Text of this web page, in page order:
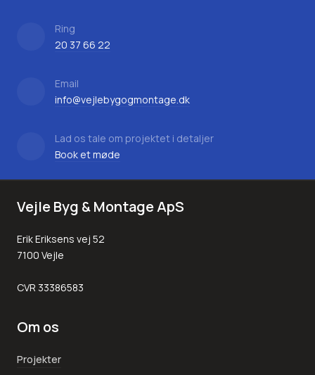
Ring
20 37 66 22
Email
info@vejlebygogmontage.dk
Lad os tale om projektet i detaljer
Book et møde
Vejle Byg & Montage ApS
Erik Eriksens vej 52
7100 Vejle
CVR 33386583
Om os
Projekter